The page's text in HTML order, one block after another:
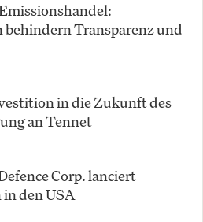
Transparenz und
in die Zukunft des
an Tennet
Corp. lanciert
den USA